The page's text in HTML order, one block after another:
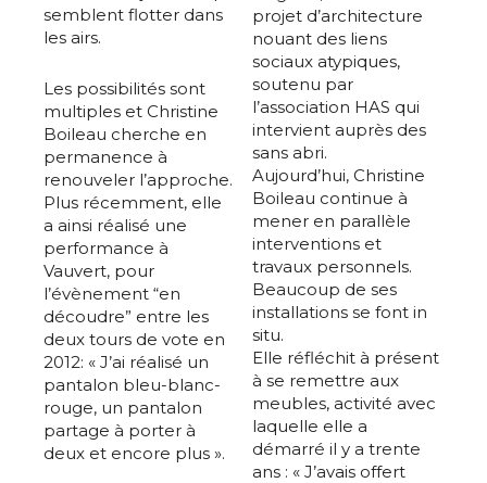
semblent flotter dans
les airs.
Les possibilités sont
multiples et Christine
Boileau cherche en
permanence à
renouveler l’approche.
Plus récemment, elle
a ainsi réalisé une
performance à
Vauvert, pour
l’évènement “en
découdre” entre les
deux tours de vote en
2012: « J’ai réalisé un
pantalon bleu-blanc-
rouge, un pantalon
partage à porter à
deux et encore plus ».
projet d’architecture
nouant des liens
sociaux atypiques,
soutenu par
l’association HAS qui
intervient auprès des
sans abri.
Aujourd’hui, Christine
Boileau continue à
mener en parallèle
interventions et
travaux personnels.
Beaucoup de ses
installations se font in
situ.
Elle réfléchit à présent
à se remettre aux
meubles, activité avec
laquelle elle a
démarré il y a trente
ans : « J’avais offert